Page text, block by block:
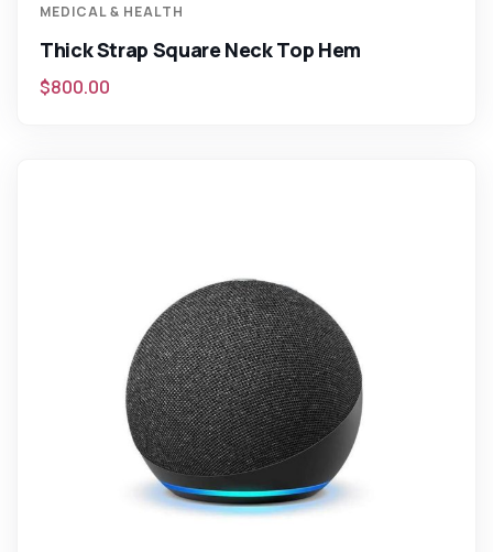
MEDICAL & HEALTH
Thick Strap Square Neck Top Hem
$800.00